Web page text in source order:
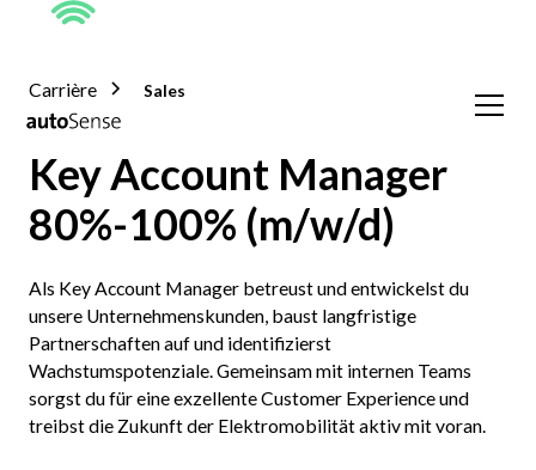
Carrière Sales
Key Account Manager
80%-100% (m/w/d)
Als Key Account Manager betreust und entwickelst du
unsere Unternehmenskunden, baust langfristige
Partnerschaften auf und identifizierst
Wachstumspotenziale. Gemeinsam mit internen Teams
sorgst du für eine exzellente Customer Experience und
treibst die Zukunft der Elektromobilität aktiv mit voran.